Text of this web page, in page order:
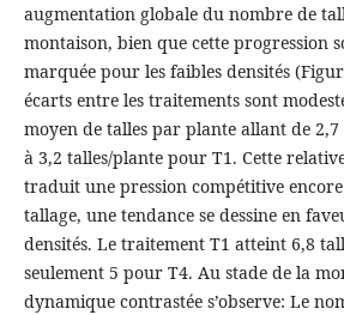
augmentation globale du nombre de
montaison, bien que cette progression
marquée pour les faibles densités
écarts entre les traitements sont
moyen de talles par plante allant de
à 3,2 talles/plante pour T1. Cette
traduit une pression compétitive
tallage, une tendance se dessine en
densités. Le traitement T1 atteint 6,8
seulement 5 pour T4. Au stade de la
dynamique contrastée s’observe: Le